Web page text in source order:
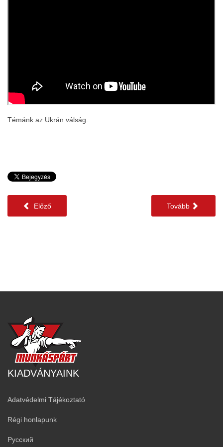
Témánk az Ukrán válság.
Előző Tovább
KIADVÁNYAINK
Adatvédelmi Tájékoztató
Régi honlapunk
Русский